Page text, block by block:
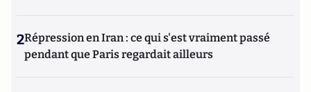
2Répression en Iran : ce qui s'est vraiment passé
pendant que Paris regardait ailleurs